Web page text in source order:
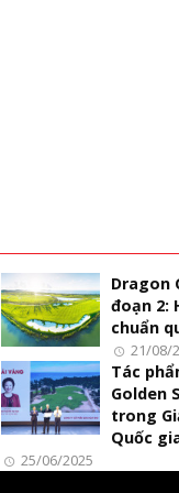
Dragon
đoạn 2:
chuẩn
21/08/
Tác
Golden
trong
Quốc
25/06/2025